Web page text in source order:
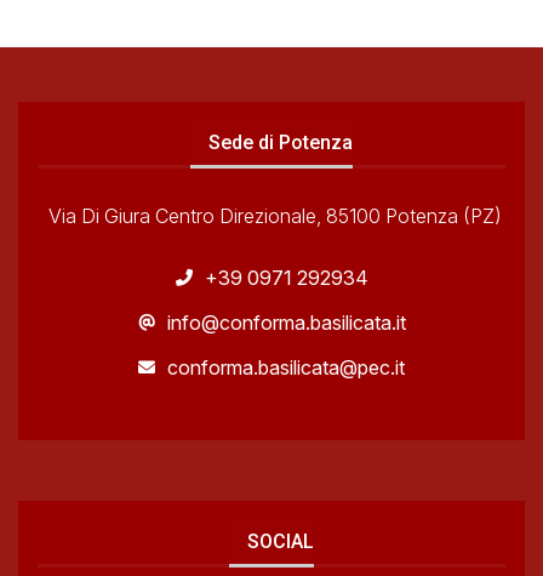
Sede di Potenza
Via Di Giura Centro Direzionale, 85100 Potenza (PZ)
+39 0971 292934
info@conforma.basilicata.it
conforma.basilicata@pec.it
SOCIAL